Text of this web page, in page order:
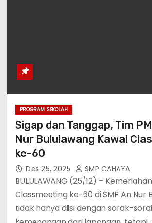
PROGRAM SEKOLAH
Sigap dan Tanggap, Tim
Nur Bululawang Kawal
ke-60
Des 25, 2025 SMP CAHAYA
BULULAWANG (25/12) – Kemeriahan
Classmeeting ke-60 di SMP An Nur
tidak hanya diisi dengan sorak-sorai